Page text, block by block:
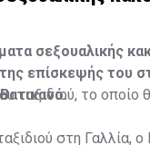
σεξουαλικής
επίσκεψής του
ταξιδιού, το οποίο
στη Γαλλία,